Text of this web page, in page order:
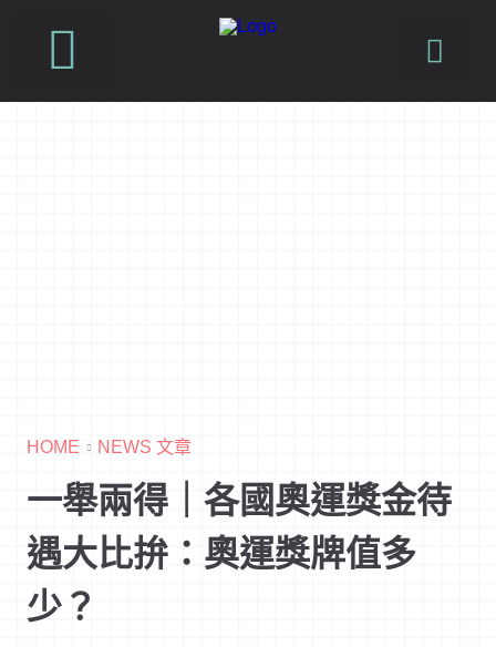
HOME NEWS 文章
一舉兩得｜各國奧運獎金待
遇大比拚：奧運獎牌值多
少？